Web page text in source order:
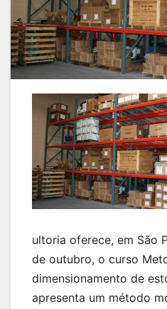
ultoria oferece, em São
de outubro, o curso
dimensionamento de
apresenta um método